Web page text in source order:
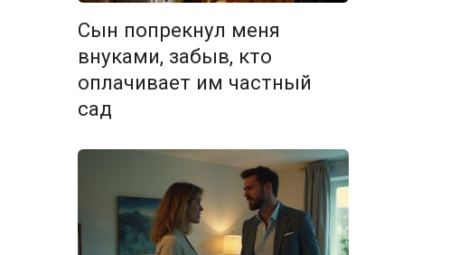
Сын попрекнул меня
внуками, забыв, кто
оплачивает им частный
сад